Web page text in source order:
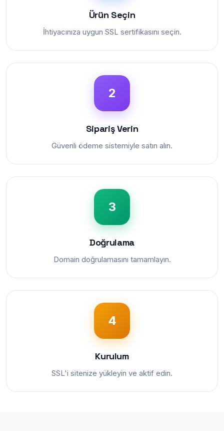
Ürün Seçin
İhtiyacınıza uygun SSL sertifikasını seçin.
2
Sipariş Verin
Güvenli ödeme sistemiyle satın alın.
3
Doğrulama
Domain doğrulamasını tamamlayın.
4
Kurulum
SSL'i sitenize yükleyin ve aktif edin.